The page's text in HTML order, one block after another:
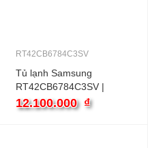
RT42CB6784C3SV
Tủ lạnh Samsung
RT42CB6784C3SV |
406L 2 cánh inverter
12.100.000 ₫